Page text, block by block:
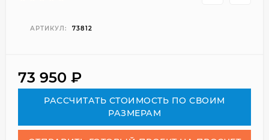
АРТИКУЛ: 73812
73 950 ₽
РАСCЧИТАТЬ СТОИМОСТЬ ПО СВОИМ
РАЗМЕРАМ